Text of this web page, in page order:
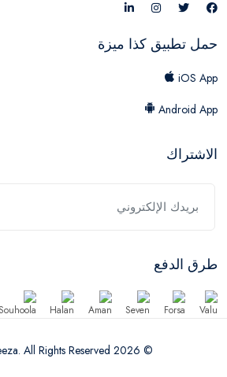
حمل تطبيق كذا ميزة
iOS App
Android App
الاشتراك
طرق الدفع
© 2026 Kza Meeza. All Rights Reserved